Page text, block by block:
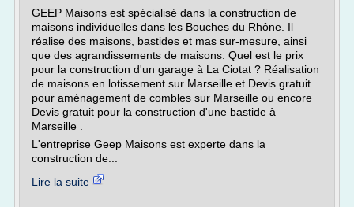
GEEP Maisons est spécialisé dans la construction de
maisons individuelles dans les Bouches du Rhône. Il
réalise des maisons, bastides et mas sur-mesure, ainsi
que des agrandissements de maisons. Quel est le prix
pour la construction d'un garage à La Ciotat ? Réalisation
de maisons en lotissement sur Marseille et Devis gratuit
pour aménagement de combles sur Marseille ou encore
Devis gratuit pour la construction d'une bastide à
Marseille .
L'entreprise Geep Maisons est experte dans la
construction de...
Lire la suite